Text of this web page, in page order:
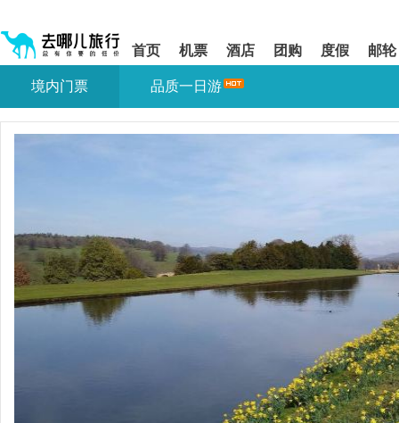
shift+enter
网
您
站
首页 机票 酒店 团购 度假 邮轮
您
站
境内门票 品质一日游